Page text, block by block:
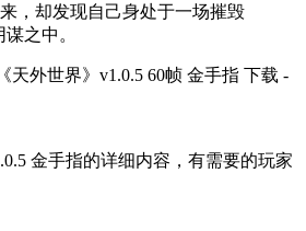
，却发现自己身处于一场摧毁
之中。
金手指的详细内容，有需要的玩家